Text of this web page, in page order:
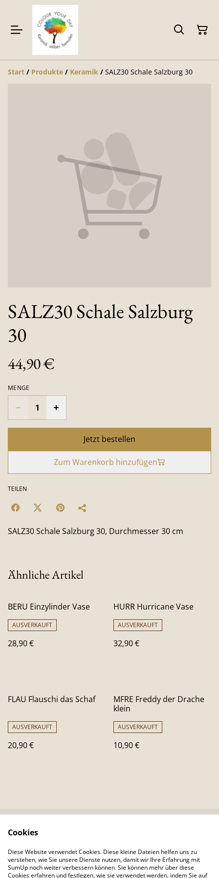
Start / Produkte / Keramik / SALZ30 Schale Salzburg 30
SALZ30 Schale Salzburg
30
44,90 €
MENGE
Jetzt bestellen
Zum Warenkorb hinzufügen
TEILEN
SALZ30 Schale Salzburg 30, Durchmesser 30 cm
Ähnliche Artikel
BERU Einzylinder Vase
AUSVERKAUFT
28,90 €
HURR Hurricane Vase
AUSVERKAUFT
32,90 €
FLAU Flauschi das Schaf
AUSVERKAUFT
20,90 €
MFRE Freddy der Drache
klein
AUSVERKAUFT
10,90 €
Kontaktieren Sie uns
Datenschutzbestimm
ungen von SumUp
Cookie-Richtlinie
Cookies
Diese Website verwendet Cookies. Diese kleine Dateien helfen uns zu
verstehen, wie Sie unsere Dienste nutzen, damit wir Ihre Erfahrung mit
SumUp noch weiter verbessern können. Sie können mehr über diese
Cookies erfahren und festlegen, wie sie verwendet werden, indem Sie auf